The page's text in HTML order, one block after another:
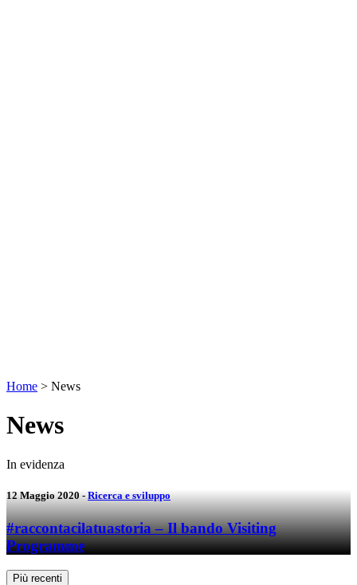
Home > News
News
In evidenza
12 Maggio 2020-Ricerca e sviluppo
#raccontacilatuastoria – Il bando Visiting
Programme
Più recenti